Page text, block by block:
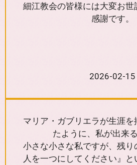
細江教会の皆様には大変お世
感謝です。
2026-02-15
マリア・ガブリエラが生涯
たように、私が出来る
小さな小さな私ですが、残
人を一つにしてください』と